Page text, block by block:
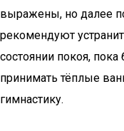
выражены, но далее
рекомендуют
состоянии покоя,
принимать тёплые
гимнастику.